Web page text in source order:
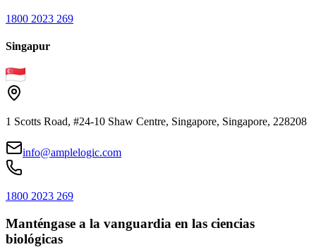
1800 2023 269
Singapur
1 Scotts Road, #24-10 Shaw Centre, Singapore, Singapore, 228208
info@amplelogic.com
1800 2023 269
Manténgase a la vanguardia en las ciencias
biológicas